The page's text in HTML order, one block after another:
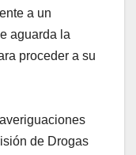
a un
aguarda la
proceder a su
de Drogas